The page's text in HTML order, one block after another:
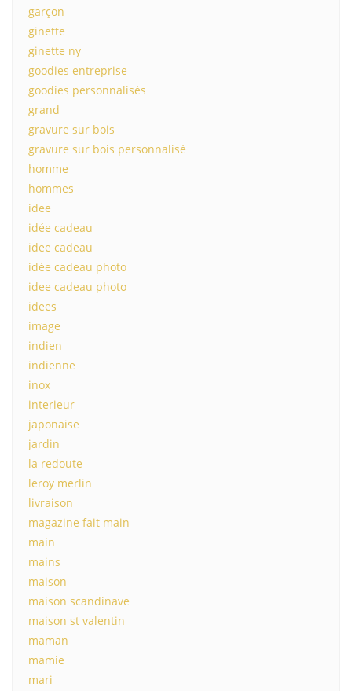
garçon
ginette
ginette ny
goodies entreprise
goodies personnalisés
grand
gravure sur bois
gravure sur bois personnalisé
homme
hommes
idee
idée cadeau
idee cadeau
idée cadeau photo
idee cadeau photo
idees
image
indien
indienne
inox
interieur
japonaise
jardin
la redoute
leroy merlin
livraison
magazine fait main
main
mains
maison
maison scandinave
maison st valentin
maman
mamie
mari